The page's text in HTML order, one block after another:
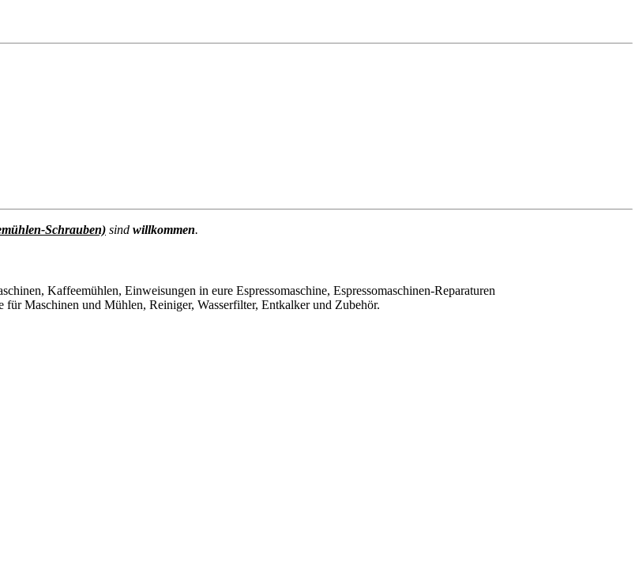
Schrauben) sind willkommen.
Kaffeemühlen, Einweisungen in eure Espressomaschine, Espressomaschinen-Reparaturen
Maschinen und Mühlen, Reiniger, Wasserfilter, Entkalker und Zubehör.